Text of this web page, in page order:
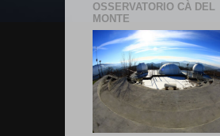
OSSERVATORIO CÀ DEL
MONTE